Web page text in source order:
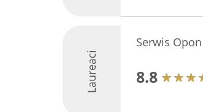
Laureaci
Serwis Opon
8.8